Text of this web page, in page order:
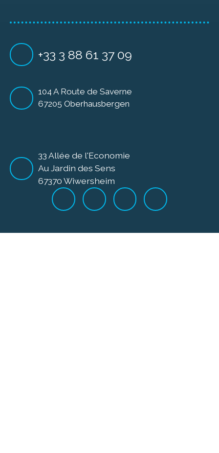
+33 3 88 61 37 09
104 A Route de Saverne
67205 Oberhausbergen
33 Allée de l'Economie
Au Jardin des Sens
67370 Wiwersheim